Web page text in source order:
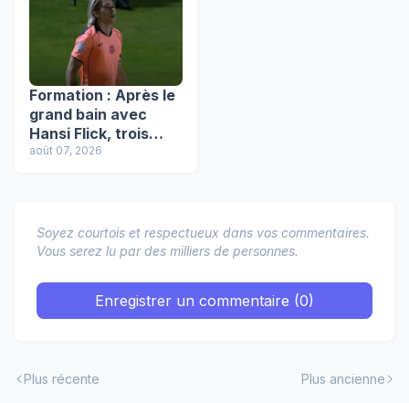
Formation : Après le
grand bain avec
Hansi Flick, trois
pépites renforcent
août 07, 2026
Soyez courtois et respectueux dans vos commentaires.
Vous serez lu par des milliers de personnes.
Enregistrer un commentaire (0)
Plus récente Plus ancienne